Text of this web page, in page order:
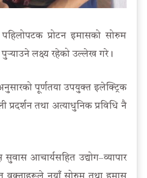
प्रोटन इमासको सोरुम
लक्ष्य रहेको उल्लेख गरे।
पूर्णतया उपयुक्त इलेक्ट्रिक
तथा अत्याधुनिक प्रविधि नै
आचार्यसहित उद्योग–व्यापार